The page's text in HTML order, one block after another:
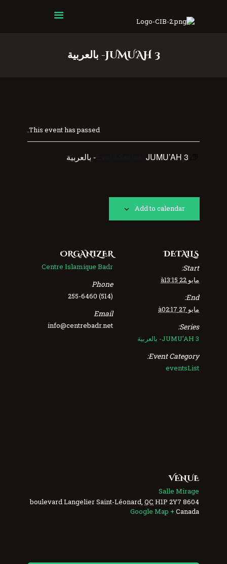
JUMU'AH 3- بالعربية
Centre Islamique Badr
This event has passed.
Event Series:JUMU’AH 3- بالعربية
Add to calendar
DETAILS
Start:
مايو 22 à13:15
End:
مايو 27 à02:17
Series:
JUMU’AH 3- بالعربية
Event Category:
eventsList
ORGANIZER
Centre Islamique Badr
Phone
(514) 255-6460
Email
info@centrebadr.net
VENUE
Salle Mirage
8604 boulevard Langelier
Saint-Léonard, QC H1P 2Y7
Canada
+ Google Map